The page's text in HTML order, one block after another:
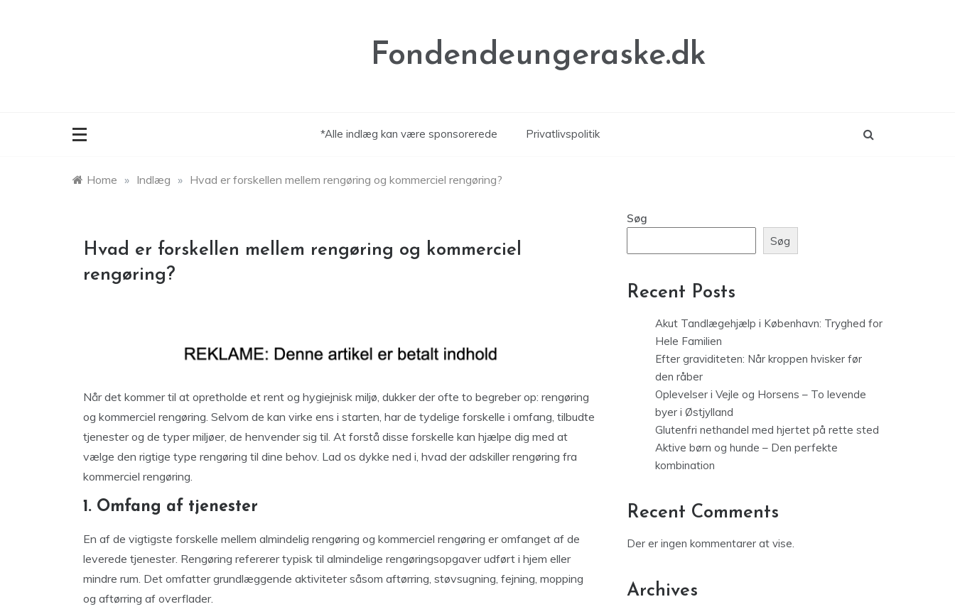
Fondendeungeraske.dk
*Alle indlæg kan være sponsorerede Privatlivspolitik
Home » Indlæg » Hvad er forskellen mellem rengøring og kommerciel rengøring?
Hvad er forskellen mellem rengøring og kommerciel
rengøring?
Når det kommer til at opretholde et rent og hygiejnisk miljø, dukker der ofte to begreber op: rengøring
og kommerciel rengøring. Selvom de kan virke ens i starten, har de tydelige forskelle i omfang, tilbudte
tjenester og de typer miljøer, de henvender sig til. At forstå disse forskelle kan hjælpe dig med at
vælge den rigtige type rengøring til dine behov. Lad os dykke ned i, hvad der adskiller rengøring fra
kommerciel rengøring.
1. Omfang af tjenester
En af de vigtigste forskelle mellem almindelig rengøring og kommerciel rengøring er omfanget af de
leverede tjenester. Rengøring refererer typisk til almindelige rengøringsopgaver udført i hjem eller
mindre rum. Det omfatter grundlæggende aktiviteter såsom aftørring, støvsugning, fejning, mopping
og aftørring af overflader.
Søg
Søg
Recent Posts
Akut Tandlægehjælp i København: Tryghed for
Hele Familien
Efter graviditeten: Når kroppen hvisker før
den råber
Oplevelser i Vejle og Horsens – To levende
byer i Østjylland
Glutenfri nethandel med hjertet på rette sted
Aktive børn og hunde – Den perfekte
kombination
Recent Comments
Der er ingen kommentarer at vise.
Archives